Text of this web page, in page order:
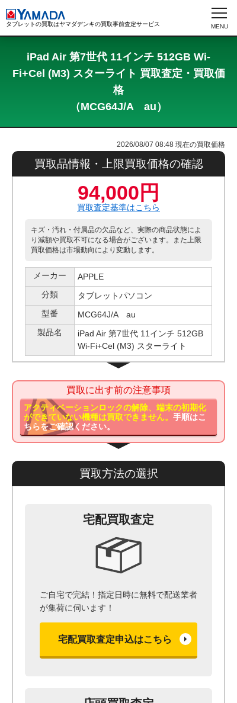
タブレットの買取はヤマダデンキの買取事前査定サービス
iPad Air 第7世代 11インチ 512GB Wi-
Fi+Cel (M3) スターライト 買取査定・買取価
格
（MCG64J/A au）
2026/08/07 08:48 現在の買取価格
買取品情報・上限買取価格の確認
94,000円
買取査定基準はこちら
キズ・汚れ・付属品の欠品など、実際の商品状態によ
り減額や買取不可になる場合がございます。また上限
買取価格は市場動向により変動します。
メーカー
APPLE
分類
タブレットパソコン
型番
MCG64J/A au
製品名
iPad Air 第7世代 11インチ 512GB
Wi-Fi+Cel (M3) スターライト
買取に出す前の注意事項
アクティベーションロックの解除、端末の初期化
ができていない機種は買取できません。手順はこ
ちらをご確認ください。
買取方法の選択
宅配買取査定
ご自宅で完結！指定日時に無料で配送業者
が集荷に伺います！
宅配買取査定申込はこちら